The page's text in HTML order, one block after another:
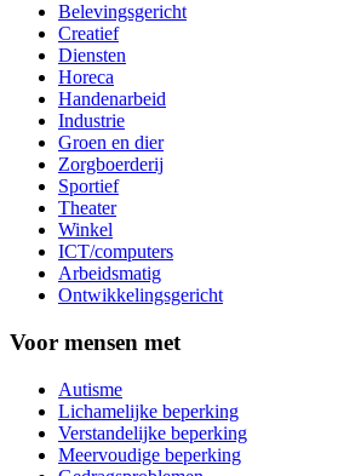
Belevingsgericht
Creatief
Diensten
Horeca
Handenarbeid
Industrie
Groen en dier
Zorgboerderij
Sportief
Theater
Winkel
ICT/computers
Arbeidsmatig
Ontwikkelingsgericht
Voor mensen met
Autisme
Lichamelijke beperking
Verstandelijke beperking
Meervoudige beperking